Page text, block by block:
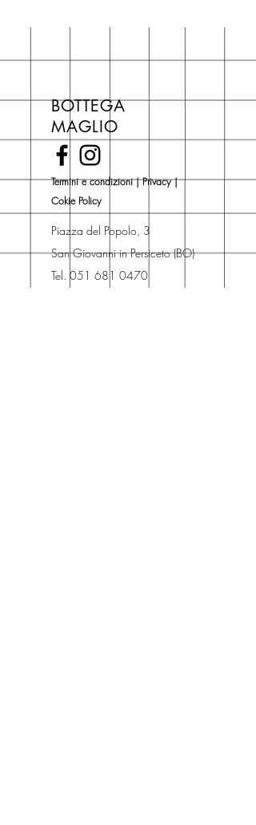
Edizione: 2025
3/4 giorni, secondo disponibilità
di copertina, escluse le ultime
novità Maglio Editore (vedi etichetta
Novità).
Una volta nel carrello puoi decidere
se acquistare sul sito con
spedizione con corriere o se
risparmiare sulle spese di
spedizione e ritirare il libro presso
Libreria degli Orsi, Piazza del
Popolo 3, 40017
BOTTEGA
MAGLIO
Termini e condizioni|Privacy|
Cokie Policy
Piazza del Popolo, 3
San Giovanni in Persiceto (BO)
Tel. 051 681 0470